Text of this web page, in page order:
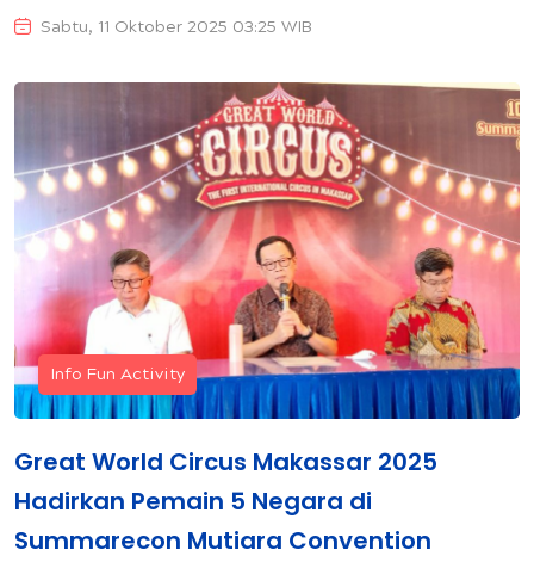
Sabtu, 11 Oktober 2025 03:25 WIB
Info Fun Activity
Great World Circus Makassar 2025
Hadirkan Pemain 5 Negara di
Summarecon Mutiara Convention